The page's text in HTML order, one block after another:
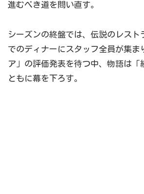
進むべき道を問い直す。
シーズンの終盤では、伝説のレスト
でのディナーにスタッフ全員が集ま
ア」の評価発表を待つ中、物語は
ともに幕を下ろす。